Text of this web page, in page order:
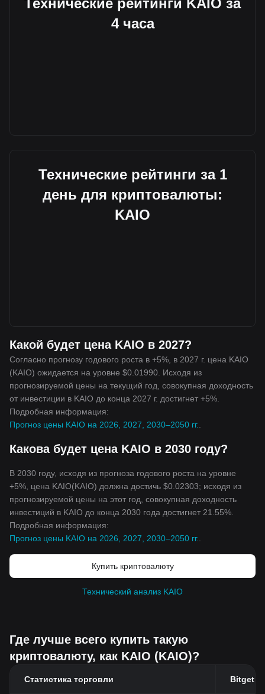
Технические рейтинги KAIO за
4 часа
Технические рейтинги за 1
день для криптовалюты:
KAIO
Какой будет цена KAIO в 2027?
Согласно прогнозу годового роста в +5%, в 2027 г. цена KAIO
(KAIO) ожидается на уровне $0.01990. Исходя из
прогнозируемой цены на текущий год, совокупная доходность
от инвестиции в KAIO до конца 2027 г. достигнет +5%.
Подробная информация:
Прогноз цены KAIO на 2026, 2027, 2030–2050 гг.
Какова будет цена KAIO в 2030 году?
В 2030 году, исходя из прогноза годового роста на уровне
+5%, цена KAIO(KAIO) должна достичь $0.02303; исходя из
прогнозируемой цены на этот год, совокупная доходность
инвестиций в KAIO до конца 2030 года достигнет 21.55%.
Подробная информация:
Прогноз цены KAIO на 2026, 2027, 2030–2050 гг.
Купить криптовалюту
Технический анализ KAIO
Где лучше всего купить такую
криптовалюту, как KAIO (KAIO)?
Статистика торговли Bitget